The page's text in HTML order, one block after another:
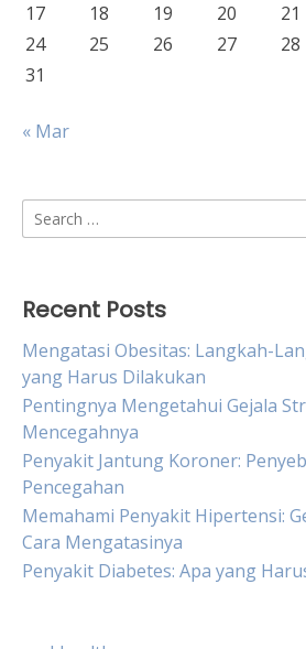
17
18 19 20 21
24
25 26 27 28
31
« Mar
Search
for:
Recent Posts
Mengatasi Obesitas: Langkah-
yang Harus Dilakukan
Pentingnya Mengetahui Gejala
Mencegahnya
Penyakit Jantung Koroner:
Pencegahan
Memahami Penyakit Hipertensi:
Cara Mengatasinya
Penyakit Diabetes: Apa yang